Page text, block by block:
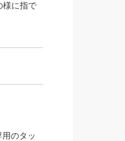
様に指で
のタッ